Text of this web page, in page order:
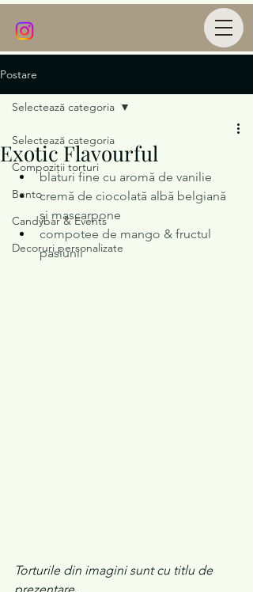
Postare
Selectează categoria
Compoziții torturi
Bento
Candybar & Events
Decoruri personalizate
Selectează categoria
Exotic Flavourful
blaturi fine cu aromă de vanilie
cremă de ciocolată albă belgiană
și mascarpone
compotee de mango & fructul
pasiunii
Torturile din imagini sunt cu titlu de
prezentare.